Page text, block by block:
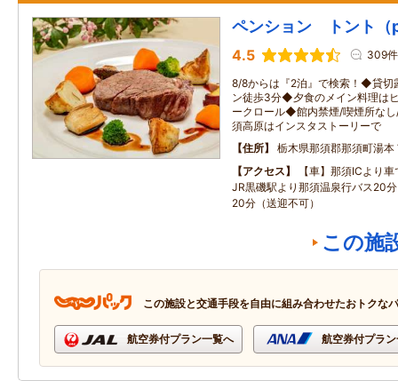
ペンション トント
4.5 309件
8/8からは『2泊』で検索！◆貸
ン徒歩3分◆夕食のメイン料理は
ークロール◆館内禁煙/喫煙所な
須高原はインスタストーリーで
住所
栃木県那須郡那須町湯本
アクセス
【車】那須ICより
JR黒磯駅より那須温泉行バス20
20分（送迎不可）
この施
この施設と交通手段を自由に組み合わせたおトクな
航空券付プラン一覧へ 航空券付プラ